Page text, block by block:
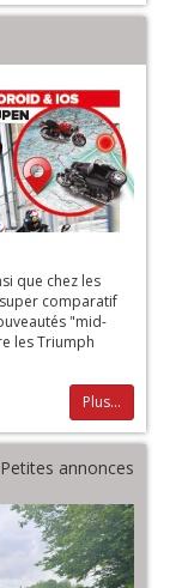
que chez les
comparatif
"mid-
les Triumph
Plus...
Petites annonces